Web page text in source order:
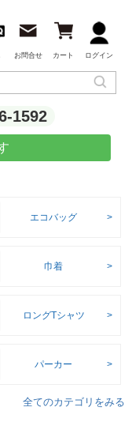
お問合せ カート ログイン
1592
エコバッグ
巾着
ロングTシャツ
パーカー
全てのカテゴリをみる